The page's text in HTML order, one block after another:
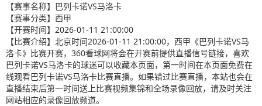
【赛事名称】 巴列卡诺VS马洛卡
【赛事分类】 西甲
【开赛时间】 2026-01-11 21:00:00
【比赛介绍】 北京时间2026-01-11 21:00:00，西甲《巴列卡诺VS马
洛卡》比赛开赛，360看球网将会在开赛前提供直播信号链接，喜欢
巴列卡诺VS马洛卡的球迷可以收藏本页面，第一时间在本页面免费在
线观看巴列卡诺VS马洛卡比赛直播。如果错过比赛直播，本站也会在
直播结束后第一时间送上比赛视频集锦和全场录像回放，请及时关注
网站相应的录像回放频道。